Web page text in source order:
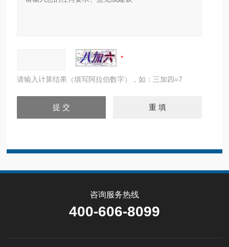
请输入计算结果（填写阿拉伯数字），如：三加四=7
咨询服务热线
400-606-8099